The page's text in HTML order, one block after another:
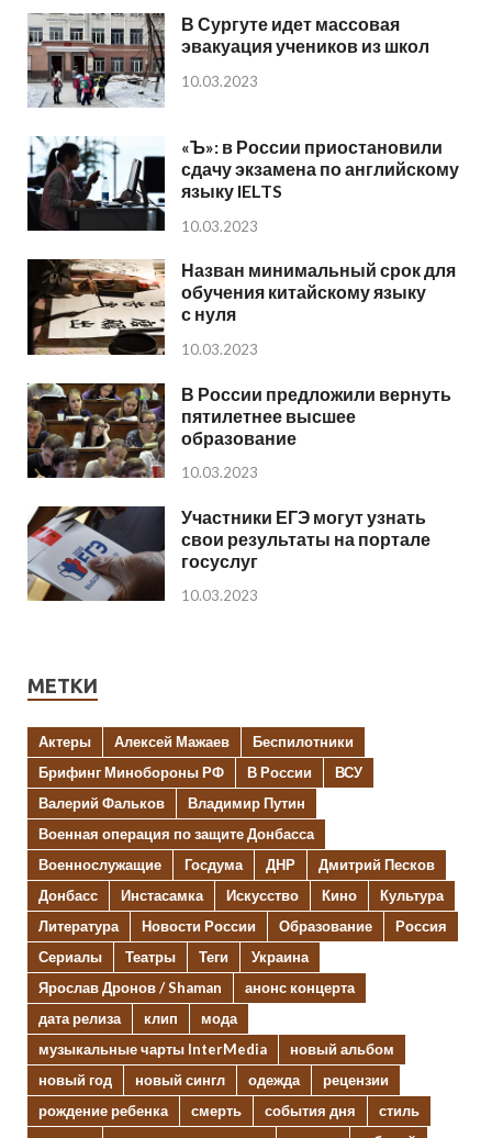
В Сургуте идет массовая
эвакуация учеников из школ
10.03.2023
«Ъ»: в России приостановили
сдачу экзамена по английскому
языку IELTS
10.03.2023
Назван минимальный срок для
обучения китайскому языку
с нуля
10.03.2023
В России предложили вернуть
пятилетнее высшее
образование
10.03.2023
Участники ЕГЭ могут узнать
свои результаты на портале
госуслуг
10.03.2023
МЕТКИ
Актеры Алексей Мажаев
Беспилотники
Брифинг Минобороны РФ
В России
ВСУ
Валерий Фальков
Владимир Путин
Военная операция по защите Донбасса
Военнослужащие
Госдума ДНР
Дмитрий Песков
Донбасс
Инстасамка Искусство Кино
Культура
Литература
Новости России Образование
Россия
Сериалы
Театры Теги
Украина
Ярослав Дронов / Shaman
анонс концерта
дата релиза
клип
мода
музыкальные чарты InterMedia
новый альбом
новый год
новый сингл одежда
рецензии
рождение ребенка
смерть события дня
стиль